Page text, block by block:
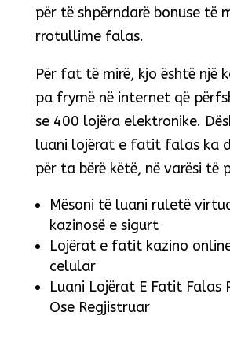
për të shpërndarë bonuse të
rrotullime falas.
Për fat të mirë, kjo është një
pa frymë në internet që
se 400 lojëra elektronike.
luani lojërat e fatit falas ka
për ta bërë këtë, në varësi të
Mësoni të luani ruletë
kazinosë e sigurt
Lojërat e fatit kazino
celular
Luani Lojërat E Fatit Falas
Ose Regjistruar